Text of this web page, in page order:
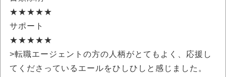
★★★★★
サポート
★★★★★
>転職エージェントの方の人柄がとてもよく、応援し
てくださっているエールをひしひしと感じました。